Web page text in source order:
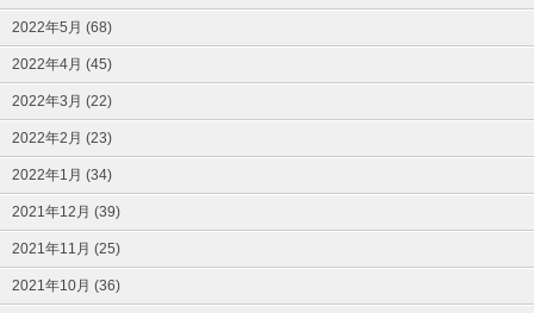
2022年5月 (68)
2022年4月 (45)
2022年3月 (22)
2022年2月 (23)
2022年1月 (34)
2021年12月 (39)
2021年11月 (25)
2021年10月 (36)